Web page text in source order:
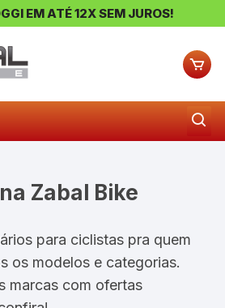
EM ATÉ 12X SEM JUROS!
para ciclistas pra quem
os modelos e categorias.
marcas com ofertas